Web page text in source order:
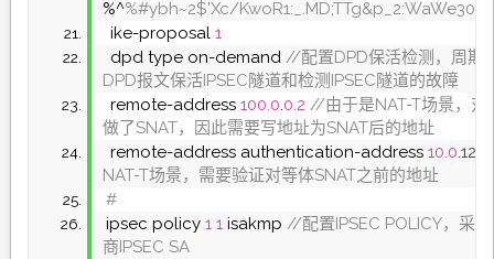
%^%#ybh~2$'Xc/
ike-proposal 1
dpd type on-demand //配置DPD保活检测，周期
DPD报文保活IPSEC隧道和检测IPSEC隧道的故障
remote-address 100.0.0.2 //由于是NAT-T场景，对
做了SNAT，因此需要写地址为SNAT后的地址
remote-address authentication-address 10.0.12
NAT-T场景，需要验证对等体SNAT之前的地址
#
ipsec policy 1 1 isakmp //配置IPSEC POLICY，采
商IPSEC SA